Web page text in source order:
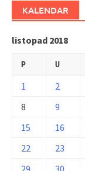
KALENDAR
listopad 2018
P U
1 2
8
9
15
16
22
23
29
30